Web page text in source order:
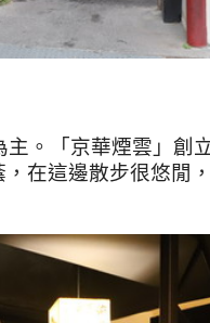
主。「京華煙雲」創
在這邊散步很悠閒